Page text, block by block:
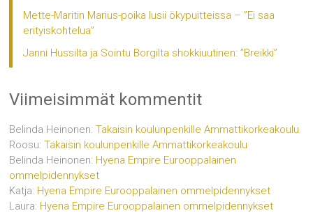
Mette-Maritin Marius-poika lusii ökypuitteissa – ”Ei saa
erityiskohtelua”
Janni Hussilta ja Sointu Borgilta shokkiuutinen: ”Breikki”
Viimeisimmät kommentit
Belinda Heinonen:Takaisin koulunpenkille Ammattikorkeakoulu
Roosu:Takaisin koulunpenkille Ammattikorkeakoulu
Belinda Heinonen: Hyena Empire Eurooppalainen
ommelpidennykset
Katja: Hyena Empire Eurooppalainen ommelpidennykset
Laura: Hyena Empire Eurooppalainen ommelpidennykset